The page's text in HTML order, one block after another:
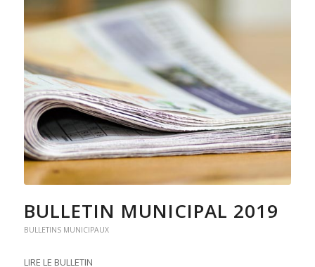
BULLETIN MUNICIPAL 2019
BULLETINS MUNICIPAUX
LIRE LE BULLETIN